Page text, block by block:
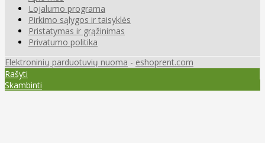
Lojalumo programa
Pirkimo sąlygos ir taisyklės
Pristatymas ir grąžinimas
Privatumo politika
Elektroninių parduotuvių nuoma - eshoprent.com
Rašyti
Skambinti